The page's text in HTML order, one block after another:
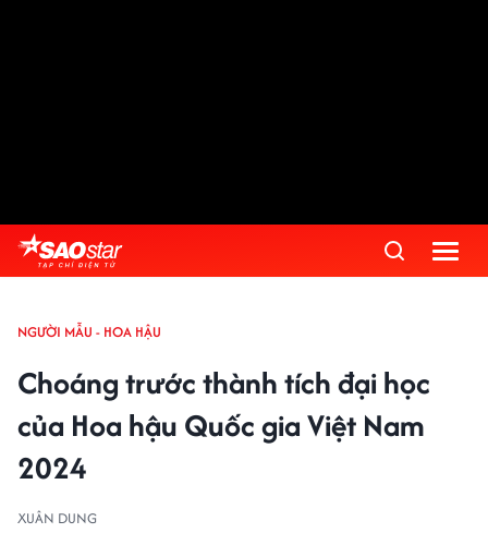
NGƯỜI MẪU - HOA HẬU
Choáng trước thành tích đại học
của Hoa hậu Quốc gia Việt Nam
2024
XUÂN DUNG